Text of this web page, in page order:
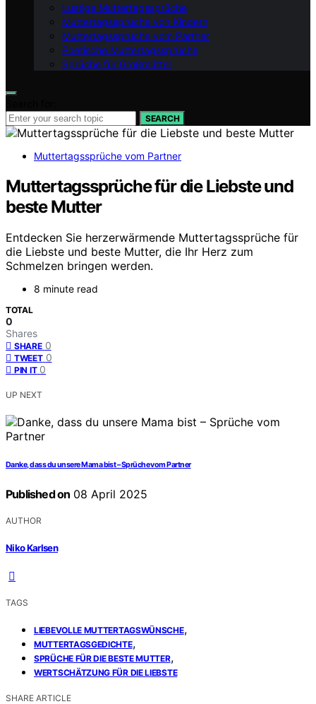
Lustige Muttertagssprüche
Muttertagssprüche von Kindern
Muttertagssprüche vom Partner
Poetische Muttertagssprüche
Sprüche für Großmütter
SEARCH
Muttertagssprüche vom Partner
Muttertagssprüche für die Liebste und
beste Mutter
Entdecken Sie herzerwärmende Muttertagssprüche für
die Liebste und beste Mutter, die Ihr Herz zum
Schmelzen bringen werden.
8 minute read
TOTAL
0
Shares
SHARE 0
TWEET 0
PIN IT 0
UP NEXT
Danke, dass du unsere Mama bist – Sprüche vom Partner
Published on 08 April 2025
AUTHOR
Niko Karlsen
TAGS
LIEBEVOLLE MUTTERTAGSWÜNSCHE,
MUTTERTAGSGEDICHTE,
SPRÜCHE FÜR DIE BESTE MUTTER,
WERTSCHÄTZUNG FÜR DIE LIEBSTE
SHARE ARTICLE